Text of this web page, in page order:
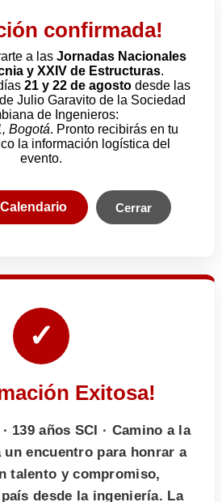
confirmada!
a las Jornadas Nacionales
y XXIV de Estructuras.
21 y 22 de agostodesde las
Julio Garavito de la Sociedad
de Ingenieros:
Bogotá. Pronto recibirás en tu
la información logística del
evento.
Cerrar
✓
Exitosa!
139 años SCI · Camino a la
un encuentro para honrar a
talento y compromiso,
desde la ingeniería. La